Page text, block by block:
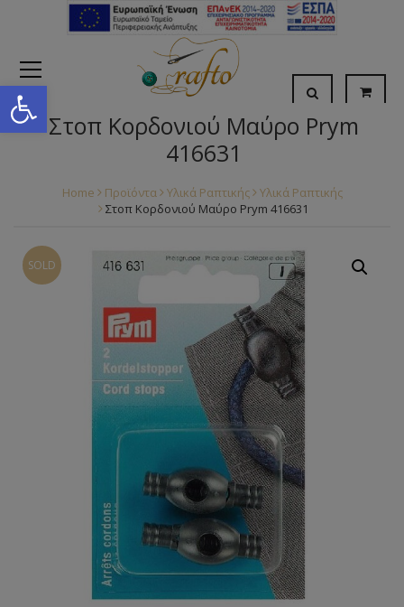
Open toolbar
Στοπ Κορδονιού Μαύρο Prym
416631
Home Προϊόντα Υλικά Ραπτικής
Υλικά Ραπτικής
Στοπ Κορδονιού Μαύρο Prym 416631
SOLD